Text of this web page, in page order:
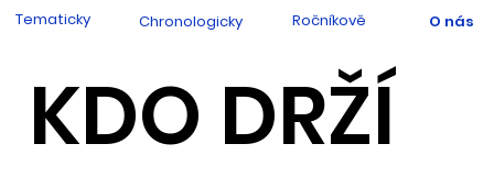
KDO DRŽÍ
Tematicky Chronologicky Ročníkově O nás